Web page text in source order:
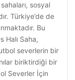
sosyal
Türkiye’de de
Bu
Halı Saha,
severlerin bir
biriktirdiği bir
Severler İçin